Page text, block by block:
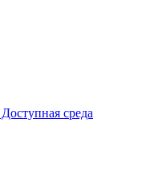
среда